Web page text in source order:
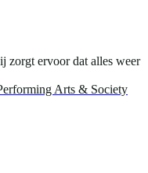
zorgt ervoor dat alles weer
Arts & Society